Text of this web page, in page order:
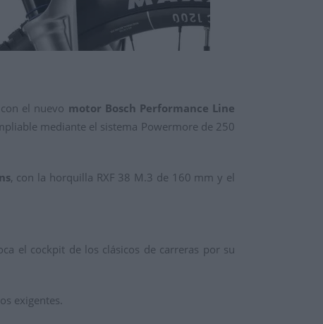
el nuevo motor Bosch Performance Line
mediante el sistema Powermore de 250
, con la horquilla RXF 38 M.3 de 160 mm y el
el cockpit de los clásicos de carreras por su
exigentes.